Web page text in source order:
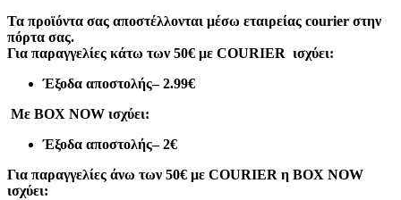
Τα προϊόντα σας αποστέλλονται μέσω εταιρείας courier στην
πόρτα σας.
Για παραγγελίες κάτω των 50€ με COURIER ισχύει:
Έξοδα αποστολής– 2.99€
Με BOX NOW ισχύει:
Έξοδα αποστολής– 2€
Για παραγγελίες άνω των 50€ με COURIER η BOX NOW
ισχύει: